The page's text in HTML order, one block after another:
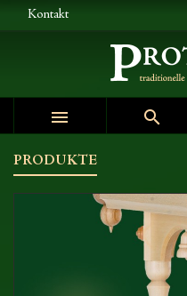
Kontakt
 
PRODUKTE